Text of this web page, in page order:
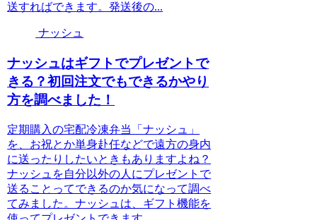
送すればできます。発送後の...
ナッシュ
ナッシュはギフトでプレゼントで
きる？初回注文でもできるかやり
方を調べました！
定期購入の宅配冷凍弁当「ナッシュ」
を、お祝とか単身赴任などで遠方の身内
に送ったりしたいときもありますよね？
ナッシュを自分以外の人にプレゼントで
送ることってできるのか気になって調べ
てみました。ナッシュは、ギフト機能を